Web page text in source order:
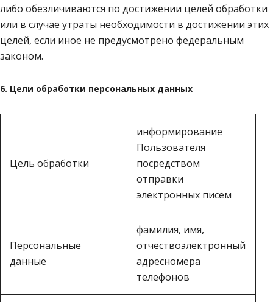
либо обезличиваются по достижении целей обработки
или в случае утраты необходимости в достижении этих
целей, если иное не предусмотрено федеральным
законом.
6. Цели обработки персональных данных
Цель обработки
информирование
Пользователя
посредством
отправки
электронных писем
Персональные
данные
фамилия, имя,
отчествоэлектронный
адресномера
телефонов